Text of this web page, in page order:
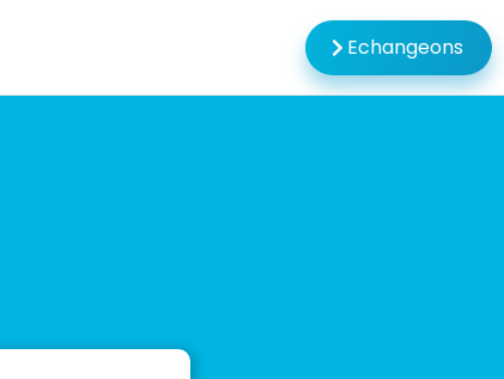
Echangeons